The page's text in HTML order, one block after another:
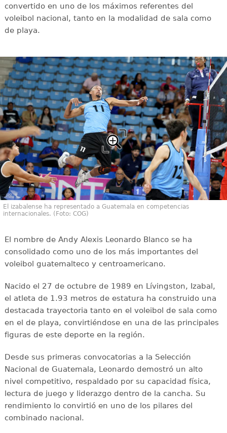
convertido en uno de los máximos referentes del
voleibol nacional, tanto en la modalidad de sala como
de playa.
El izabalense ha representado a Guatemala en competencias
internacionales. (Foto: COG)
El nombre de Andy Alexis Leonardo Blanco se ha
consolidado como uno de los más importantes del
voleibol guatemalteco y centroamericano.
Nacido el 27 de octubre de 1989 en Lívingston, Izabal,
el atleta de 1.93 metros de estatura ha construido una
destacada trayectoria tanto en el voleibol de sala como
en el de playa, convirtiéndose en una de las principales
figuras de este deporte en la región.
Desde sus primeras convocatorias a la Selección
Nacional de Guatemala, Leonardo demostró un alto
nivel competitivo, respaldado por su capacidad física,
lectura de juego y liderazgo dentro de la cancha. Su
rendimiento lo convirtió en uno de los pilares del
combinado nacional.